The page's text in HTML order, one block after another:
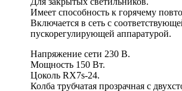
Имеет способность к горячему
Включается в сеть с
пускорегулирующей аппаратурой.
Напряжение сети 230 В.
Мощность 150 Вт.
Цоколь RX7s-24.
Колба трубчатая прозрачная с